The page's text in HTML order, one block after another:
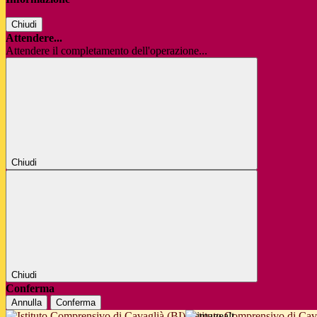
Chiudi
Attendere...
Attendere il completamento dell'operazione...
Chiudi
Chiudi
Conferma
Annulla Conferma